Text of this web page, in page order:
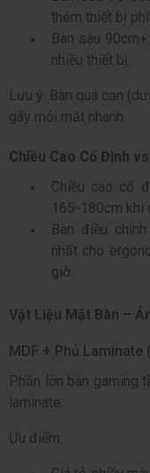
thêm thiết bị
Bàn sâu
nhiều thiết bị.
Lưu ý: Bàn quá cạn
gây mỏi mắt nhanh.
Chiều Cao Cố Định
Chiều cao cố
165-180cm khi
Bàn điều
nhất cho
giờ.
Vật Liệu Mặt Bàn –
MDF + Phủ Laminate
Phần lớn bàn gaming
laminate:
Ưu điểm: